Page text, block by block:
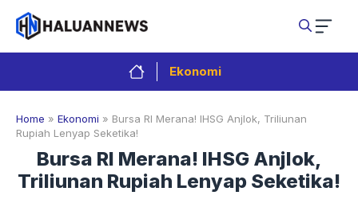
Langsung
isi
Ekonomi
Home » Ekonomi » Bursa RI Merana! IHSG Anjlok, Triliunan
Rupiah Lenyap Seketika!
Bursa RI Merana! IHSG Anjlok,
Triliunan Rupiah Lenyap Seketika!